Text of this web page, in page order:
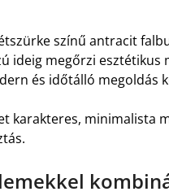
színű antracit
ideig megőrzi esztétikus
és időtálló megoldás
karakteres, minimalista